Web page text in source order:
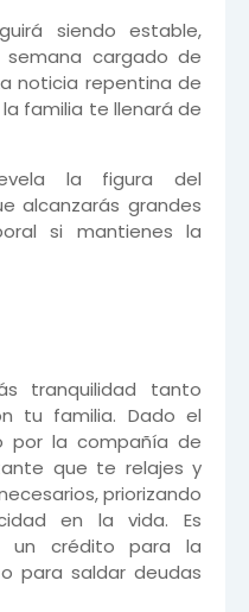
siendo estable,
cargado de
noticia repentina de
familia te llenará de
la figura del
alcanzarás grandes
si mantienes la
tranquilidad tanto
tu familia. Dado el
por la compañía de
que te relajes y
priorizando
en la vida. Es
un crédito para la
para saldar deudas